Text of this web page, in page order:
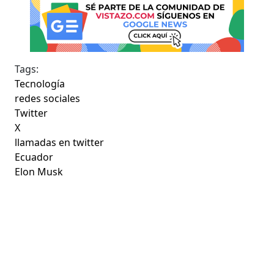
Tags:
Tecnología
redes sociales
Twitter
X
llamadas en twitter
Ecuador
Elon Musk